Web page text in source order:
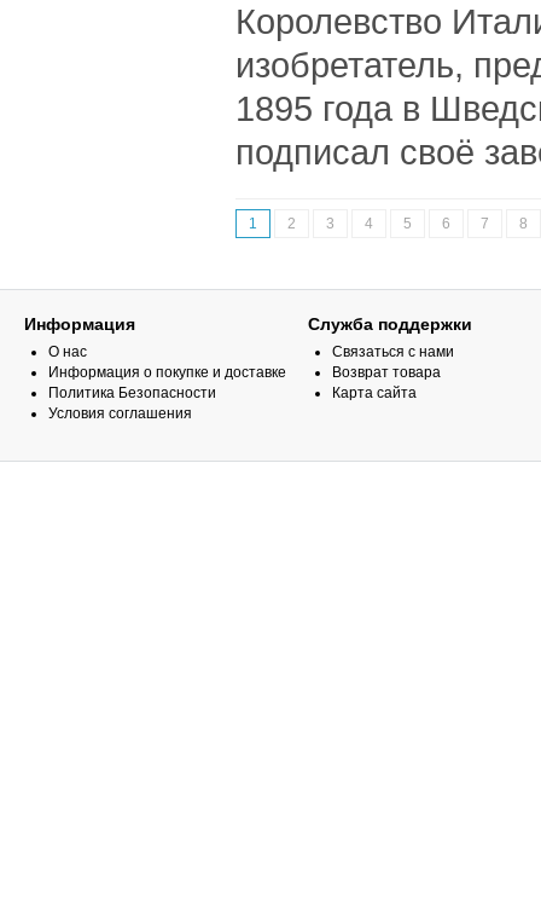
Королевство
изобретатель,
1895 года в
подписал своё
1 2 3 4 5 6 7 8
Информация
О нас
Информация о покупке и доставке
Политика Безопасности
Условия соглашения
Служба поддержки
Связаться с нами
Возврат товара
Карта сайта